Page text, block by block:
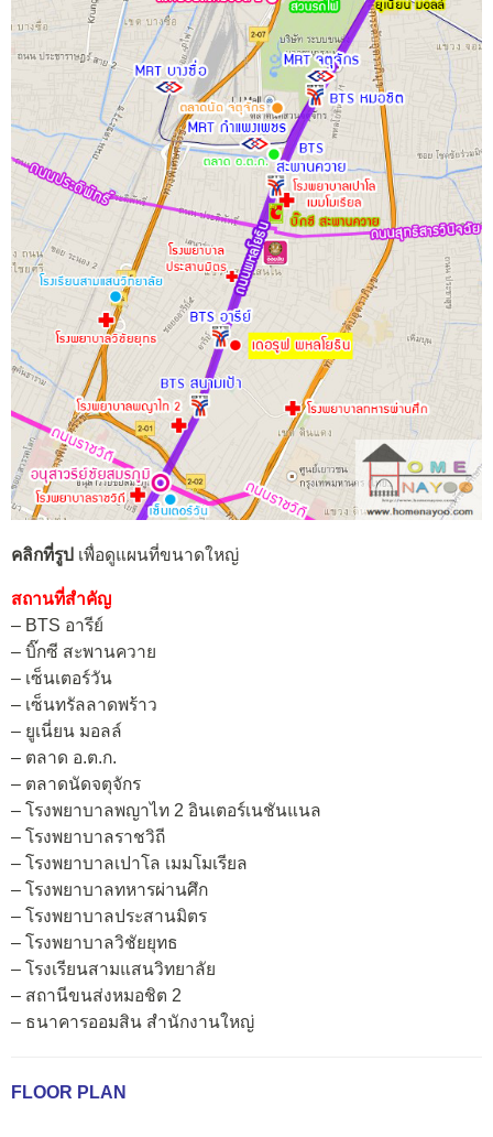
คลิกที่รูป เพื่อดูแผนที่ขนาดใหญ่
สถานที่สำคัญ
– BTS อารีย์
– บิ๊กซี สะพานควาย
– เซ็นเตอร์วัน
– เซ็นทรัลลาดพร้าว
– ยูเนี่ยน มอลล์
– ตลาด อ.ต.ก.
– ตลาดนัดจตุจักร
– โรงพยาบาลพญาไท 2 อินเตอร์เนชันแนล
– โรงพยาบาลราชวิถี
– โรงพยาบาลเปาโล เมมโมเรียล
– โรงพยาบาลทหารผ่านศึก
– โรงพยาบาลประสานมิตร
– โรงพยาบาลวิชัยยุทธ
– โรงเรียนสามแสนวิทยาลัย
– สถานีขนส่งหมอชิต 2
– ธนาคารออมสิน สำนักงานใหญ่
FLOOR PLAN